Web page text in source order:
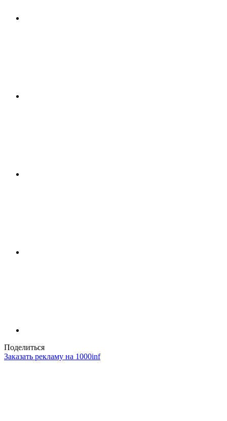
Поделиться
Заказать рекламу на 1000inf